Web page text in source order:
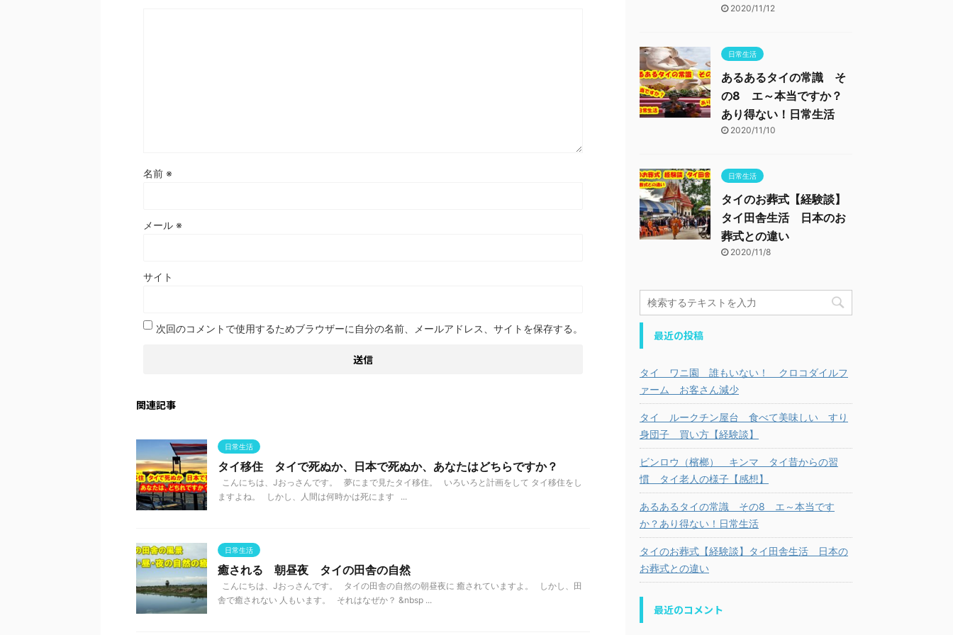
名前 ※
メール ※
サイト
次回のコメントで使用するためブラウザーに自分の名前、メールアドレス、サイトを保存する。
関連記事
日常生活
タイ移住 タイで死ぬか、日本で死ぬか、あなたはどちらですか？
こんにちは、Jおっさんです。 夢にまで見たタイ移住。 いろいろと計画をして タイ移住をし
ますよね。 しかし、人間は何時かは死にます ...
日常生活
癒される 朝昼夜 タイの田舎の自然
こんにちは、Jおっさんです。 タイの田舎の自然の朝昼夜に 癒されていますよ。 しかし、田
舎で癒されない 人もいます。 それはなぜか？ &nbsp ...
2020/11/12
日常生活
あるあるタイの常識 そ
の8 エ～本当ですか？
あり得ない！日常生活
2020/11/10
日常生活
タイのお葬式【経験談】
タイ田舎生活 日本のお
葬式との違い
2020/11/8
最近の投稿
タイ ワニ園 誰もいない！ クロコダイルフ
ァーム お客さん減少
タイ ルークチン屋台 食べて美味しい すり
身団子 買い方【経験談】
ビンロウ（檳榔） キンマ タイ昔からの習
慣 タイ老人の様子【感想】
あるあるタイの常識 その8 エ～本当です
か？あり得ない！日常生活
タイのお葬式【経験談】タイ田舎生活 日本の
お葬式との違い
最近のコメント